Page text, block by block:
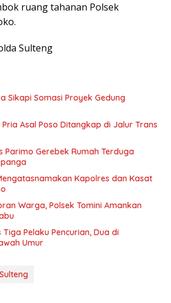
ruang tahanan Polsek
Sulteng
Sikapi Somasi Proyek Gedung
Asal Poso Ditangkap di Jalur Trans
Parimo Gerebek Rumah Terduga
Kapolres dan Kasat
Warga, Polsek Tomini Amankan
Tiga Pelaku Pencurian, Dua di
Umur